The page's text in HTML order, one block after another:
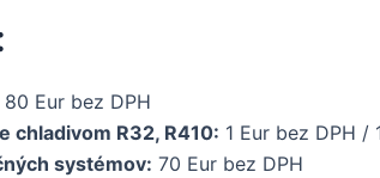
80 Eur bez DPH
chladivom R32, R410: 1 Eur bez DPH /
systémov: 70 Eur bez DPH